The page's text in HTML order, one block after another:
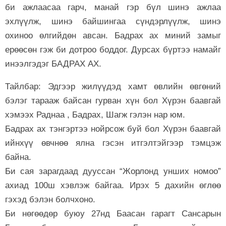
би ажлаасаа гарч, манай гэр бүл шинэ ажлаа
эхлүүлж, шинэ байшингаа сүндэрлүүлж, шинэ
охиноо өлгийдөн авсан. Бадрах ах миний замыг
ерөөсөн гэж би дотроо боддог. Дурсах бүртээ намайг
инээлгэдэг БАДРАХ АХ.
Тайлбар: Эдгээр жилүүдэд хамт өвлийн өвгөний
бэлэг тарааж байсан гурван хүн бол Хүрэн баавгай
хэмээх Раднаа , Бадрах, Шагж гэлэн нар юм.
Бадрах ах тэнгэртээ нойрсож буй бол Хүрэн баавгай
ийнхүү өвчнөө ялна гэсэн итгэлтэйгээр тэмцэж
байна.
Би сая зарагдаад дууссан “Жорлонд унших номоо”
ахиад 100ш хэвлэж байгаа. Ирэх 5 дахийн өглөө
гэхэд бэлэн болчхоно.
Би нөгөөдөр буюу 27нд Баасан гарагт Сансарын